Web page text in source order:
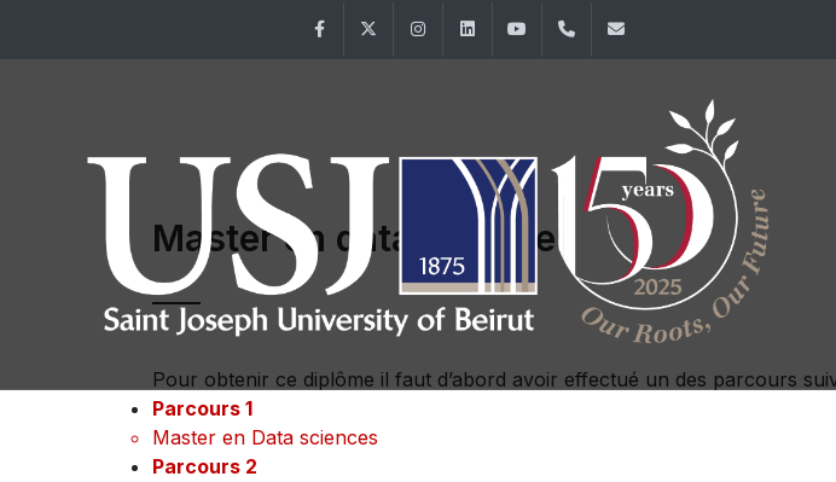
FacebookTwitter InstagramLinkedInYouTube+961 (1) 421 317
Master en data sciences
Pour obtenir ce diplôme il faut d’abord avoir effectué un des parcours
Parcours 1
Master en Data sciences
Parcours 2